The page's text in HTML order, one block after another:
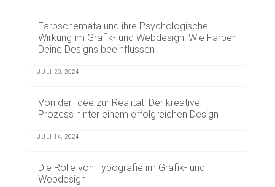
Farbschemata und ihre Psychologische
Wirkung im Grafik- und Webdesign: Wie Farben
Deine Designs beeinflussen
JULI 20, 2024
Von der Idee zur Realität: Der kreative
Prozess hinter einem erfolgreichen Design
JULI 14, 2024
Die Rolle von Typografie im Grafik- und
Webdesign